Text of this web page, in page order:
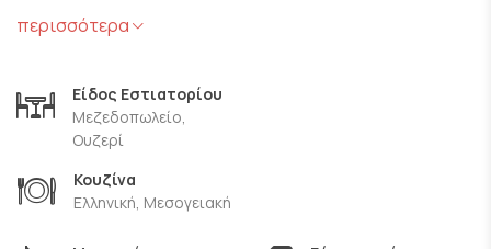
επιλογή για εσάς και την παρέα σας...είμαστε βέβαιοι ότι
θα το λατρέψετε, καθώς σας δίνετε η δυνατότητα να
επιρροές από πολίτικη και κρητική κουζίνα και πάντα με το
καλύτερο τσίπουρο της περιοχής και σε ιδανικές τιμές...
Για τους φίλους της μπύρας και του οίνου, έχουμε καλά
νέα καθώς υπάρχει μεγάλη ποικιλία και σε αυτό το κομμάτι
περισσότερα
Είδος Εστιατορίου
Μεζεδοπωλείο,
Ουζερί
Κουζίνα
Ελληνική, Μεσογειακή